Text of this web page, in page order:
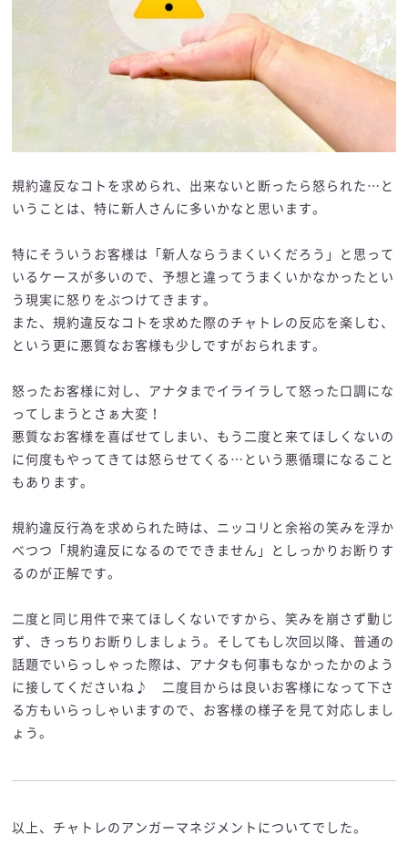
規約違反なコトを求められ、出来ないと断ったら怒られた…と
いうことは、特に新人さんに多いかなと思います。
特にそういうお客様は「新人ならうまくいくだろう」と思って
いるケースが多いので、予想と違ってうまくいかなかったとい
う現実に怒りをぶつけてきます。
また、規約違反なコトを求めた際のチャトレの反応を楽しむ、
という更に悪質なお客様も少しですがおられます。
怒ったお客様に対し、アナタまでイライラして怒った口調にな
ってしまうとさぁ大変！
悪質なお客様を喜ばせてしまい、もう二度と来てほしくないの
に何度もやってきては怒らせてくる…という悪循環になること
もあります。
規約違反行為を求められた時は、ニッコリと余裕の笑みを浮か
べつつ「規約違反になるのでできません」としっかりお断りす
るのが正解です。
二度と同じ用件で来てほしくないですから、笑みを崩さず動じ
ず、きっちりお断りしましょう。そしてもし次回以降、普通の
話題でいらっしゃった際は、アナタも何事もなかったかのよう
に接してくださいね♪ 二度目からは良いお客様になって下さ
る方もいらっしゃいますので、お客様の様子を見て対応しまし
ょう。
以上、チャトレのアンガーマネジメントについてでした。